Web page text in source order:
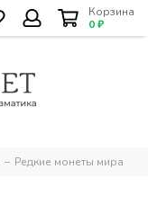
Корзина
0 ₽
Редкие монеты мира